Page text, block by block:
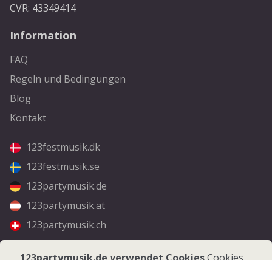
CVR: 43349414
Information
FAQ
Regeln und Bedingungen
Blog
Kontakt
123festmusik.dk
123festmusik.se
123partymusik.de
123partymusik.at
123partymusik.ch
Folgen Sie uns